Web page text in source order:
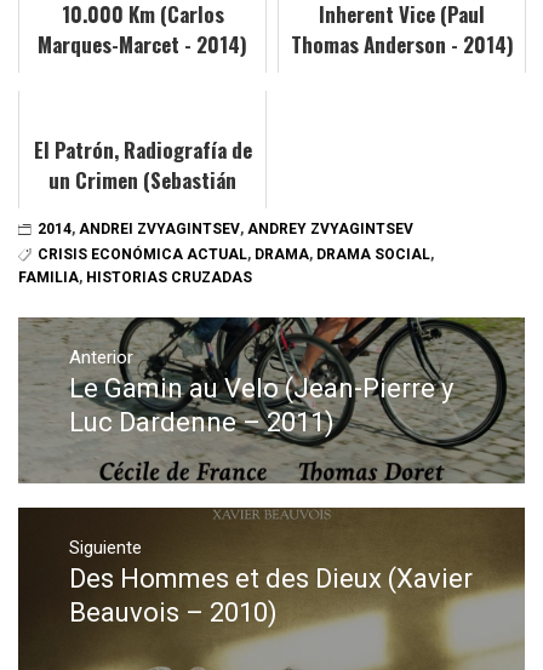
10.000 Km (Carlos
Marques-Marcet - 2014)
Inherent Vice (Paul
Thomas Anderson - 2014)
El Patrón, Radiografía de
un Crimen (Sebastián
2014, ANDREI ZVYAGINTSEV, ANDREY ZVYAGINTSEV
CRISIS ECONÓMICA ACTUAL, DRAMA, DRAMA SOCIAL,
FAMILIA, HISTORIAS CRUZADAS
Navegación
de
entradas
Anterior
Entrada
anterior:
Le Gamin au Velo (Jean-Pierre y
Luc Dardenne – 2011)
Siguiente
Entrada
siguiente:
Des Hommes et des Dieux (Xavier
Beauvois – 2010)